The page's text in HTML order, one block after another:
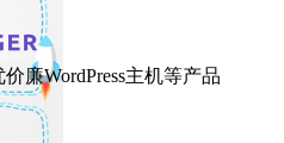
廉WordPress主机等产品